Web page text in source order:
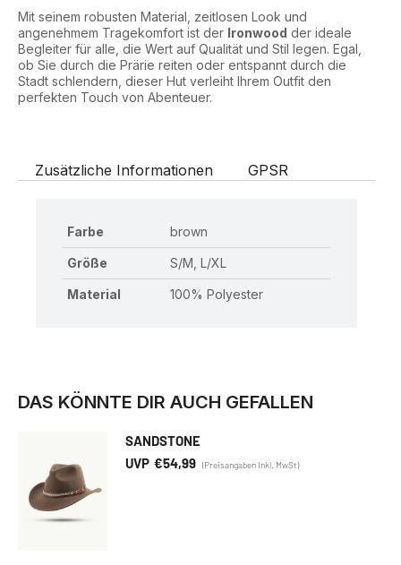
Mit seinem robusten Material, zeitlosen Look und
angenehmem Tragekomfort ist der Ironwood der ideale
Begleiter für alle, die Wert auf Qualität und Stil legen. Egal,
ob Sie durch die Prärie reiten oder entspannt durch die
Stadt schlendern, dieser Hut verleiht Ihrem Outfit den
perfekten Touch von Abenteuer.
Zusätzliche Informationen GPSR
Farbe brown
Größe S/M, L/XL
Material 100% Polyester
DAS KÖNNTE DIR AUCH GEFALLEN
SANDSTONE
€54,99